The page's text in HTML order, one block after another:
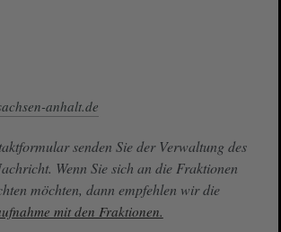
anhalt.de
senden Sie der Verwaltung des
Wenn Sie sich an die Fraktionen
möchten, dann empfehlen wir die
mit den Fraktionen.